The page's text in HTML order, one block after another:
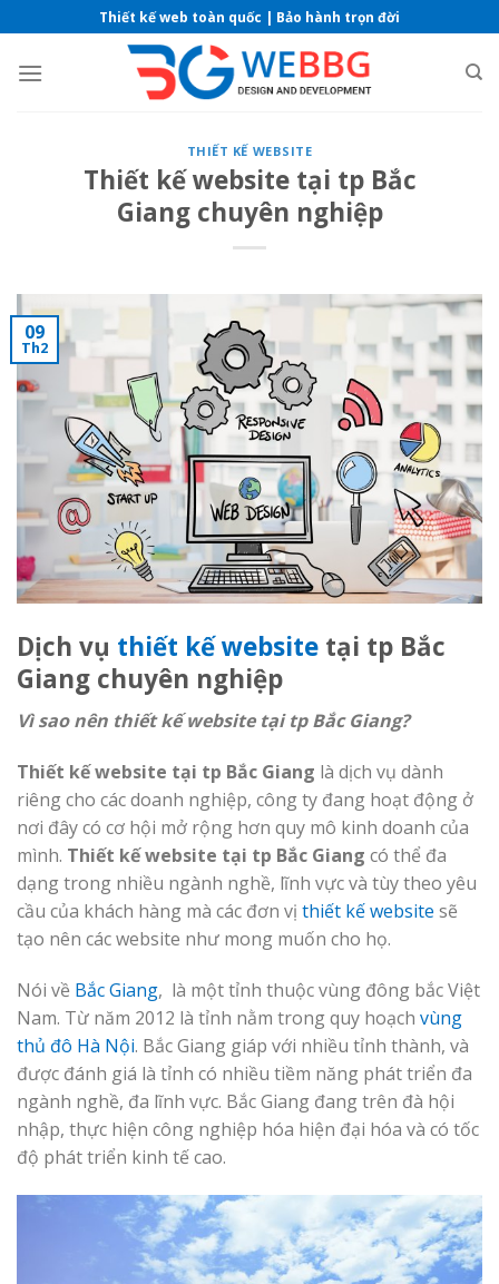
to
content
Thiết kế web toàn quốc | Bảo hành trọn đời
THIẾT KẾ WEBSITE
Thiết kế website tại tp Bắc
Giang chuyên nghiệp
09
Th2
Dịch vụ thiết kế website tại tp Bắc
Giang chuyên nghiệp
Vì sao nên thiết kế website tại tp Bắc Giang?
Thiết kế website tại tp Bắc Giang là dịch vụ dành
riêng cho các doanh nghiệp, công ty đang hoạt động ở
nơi đây có cơ hội mở rộng hơn quy mô kinh doanh của
mình. Thiết kế website tại tp Bắc Giang có thể đa
dạng trong nhiều ngành nghề, lĩnh vực và tùy theo yêu
cầu của khách hàng mà các đơn vị thiết kế website sẽ
tạo nên các website như mong muốn cho họ.
Nói về Bắc Giang, là một tỉnh thuộc vùng đông bắc Việt
Nam. Từ năm 2012 là tỉnh nằm trong quy hoạch vùng
thủ đô Hà Nội. Bắc Giang giáp với nhiều tỉnh thành, và
được đánh giá là tỉnh có nhiều tiềm năng phát triển đa
ngành nghề, đa lĩnh vực. Bắc Giang đang trên đà hội
nhập, thực hiện công nghiệp hóa hiện đại hóa và có tốc
độ phát triển kinh tế cao.